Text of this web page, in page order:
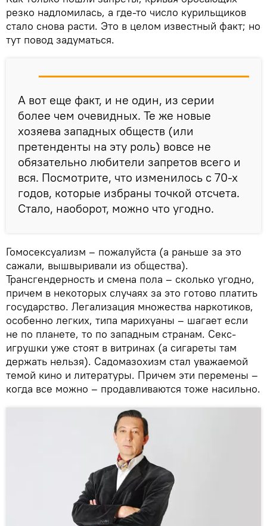
резко надломилась, а где-то число курильщиков
стало снова расти. Это в целом известный факт; но
тут повод задуматься.
А вот еще факт, и не один, из серии
более чем очевидных. Те же новые
хозяева западных обществ (или
претенденты на эту роль) вовсе не
обязательно любители запретов всего и
вся. Посмотрите, что изменилось с 70-х
годов, которые избраны точкой отсчета.
Стало, наоборот, можно что угодно.
Гомосексуализм – пожалуйста (а раньше за это
сажали, вышвыривали из общества).
Трансгендерность и смена пола – сколько угодно,
причем в некоторых случаях за это готово платить
государство. Легализация множества наркотиков,
особенно легких, типа марихуаны – шагает если
не по планете, то по западным странам. Секс-
игрушки уже стоят в витринах (а сигареты там
держать нельзя). Садомазохизм стал уважаемой
темой кино и литературы. Причем эти перемены –
когда все можно – продавливаются тоже насильно.